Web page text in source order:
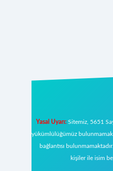
Yasal Uyarı:Sitemiz, 5651
yükümlülüğümüz
bağlantısı
kişiler ile isim